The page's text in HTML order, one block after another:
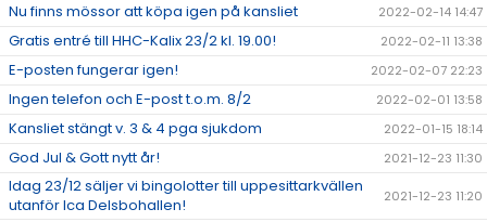
Nu finns mössor att köpa igen på kansliet 2022-02-14 14:47
Gratis entré till HHC-Kalix 23/2 kl. 19.00! 2022-02-11 13:38
E-posten fungerar igen! 2022-02-07 22:23
Ingen telefon och E-post t.o.m. 8/2 2022-02-01 13:58
Kansliet stängt v. 3 & 4 pga sjukdom 2022-01-15 18:14
God Jul & Gott nytt år! 2021-12-23 11:30
Idag 23/12 säljer vi bingolotter till uppesittarkvällen
utanför Ica Delsbohallen!
2021-12-23 11:20